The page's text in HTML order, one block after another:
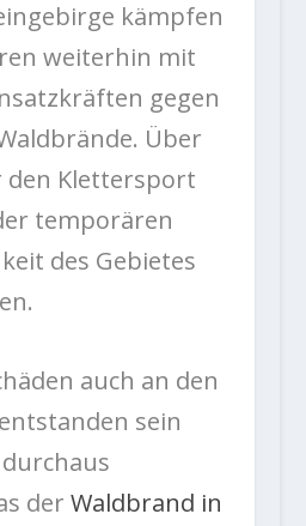
kämpfen
weiterhin mit
gegen
Über
den Klettersport
temporären
des Gebietes
auch an den
sein
der Waldbrand in